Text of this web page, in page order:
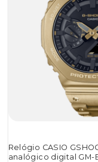
Relógio CASIO
analógico digital GM-